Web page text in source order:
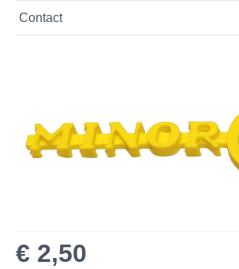
Contact
€ 2,50